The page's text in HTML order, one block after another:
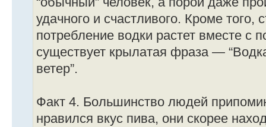
удачного и счастливого. Кроме того,
потребление водки растет вместе с
существует крылатая фраза —
ветер”.
Факт 4. Большинство людей
нравился вкус пива, они скорее